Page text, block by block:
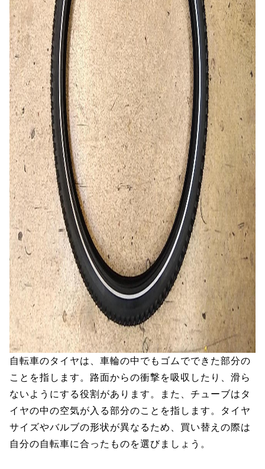
自転車のタイヤは、車輪の中でもゴムでできた部分の
ことを指します。路面からの衝撃を吸収したり、滑ら
ないようにする役割があります。また、チューブはタ
イヤの中の空気が入る部分のことを指します。タイヤ
サイズやバルブの形状が異なるため、買い替えの際は
自分の自転車に合ったものを選びましょう。